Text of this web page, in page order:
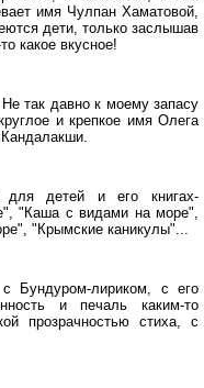
имя Чулпан Хаматовой,
дети, только заслышав
какое вкусное!
так давно к моему запасу
и крепкое имя Олега
Кандалакши.
детей и его книгах-
"Каша с видами на море",
"Крымские каникулы"...
Бундуром-лириком, с его
и печаль каким-то
прозрачностью стиха, с